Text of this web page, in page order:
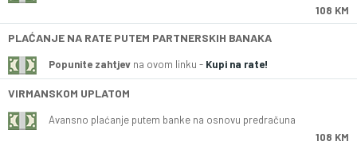
108 KM
PLAĆANJE NA RATE PUTEM PARTNERSKIH BANAKA
Popunite zahtjev na ovom linku - Kupi na rate!
VIRMANSKOM UPLATOM
Avansno plaćanje putem banke na osnovu predračuna
108 KM